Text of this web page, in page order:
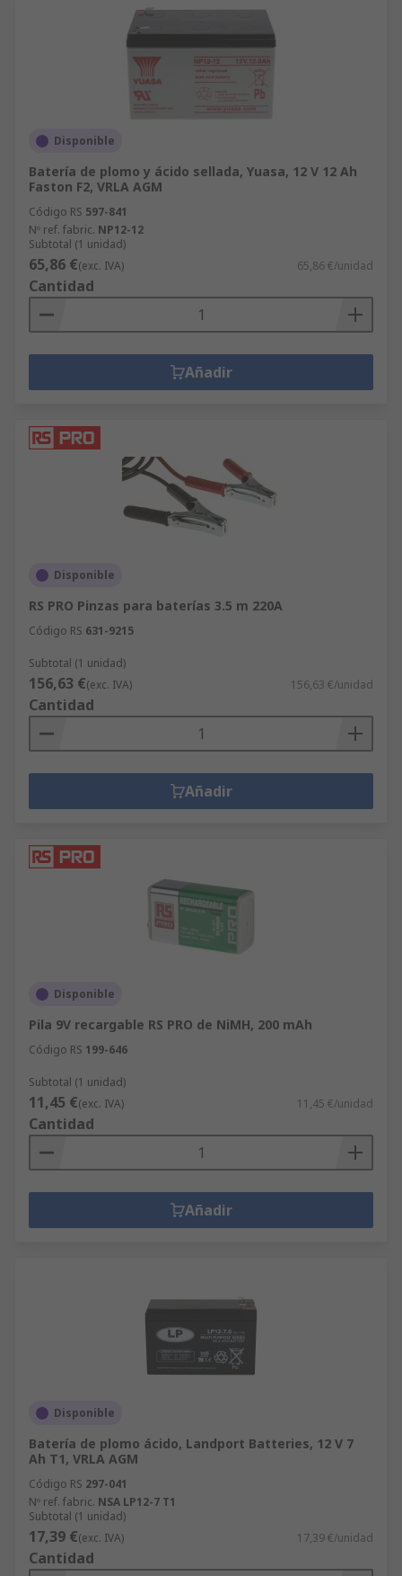
Disponible
Batería de plomo y ácido sellada, Yuasa, 12 V 12 Ah
Faston F2, VRLA AGM
Código RS 597-841
Nº ref. fabric. NP12-12
Subtotal (1 unidad)
65,86 €(exc. IVA) 65,86 €/unidad
Cantidad
Añadir
Disponible
RS PRO Pinzas para baterías 3.5 m 220A
Código RS 631-9215
Subtotal (1 unidad)
156,63 €(exc. IVA) 156,63 €/unidad
Cantidad
Añadir
Disponible
Pila 9V recargable RS PRO de NiMH, 200 mAh
Código RS 199-646
Subtotal (1 unidad)
11,45 €(exc. IVA) 11,45 €/unidad
Cantidad
Añadir
Disponible
Batería de plomo ácido, Landport Batteries, 12 V 7
Ah T1, VRLA AGM
Código RS 297-041
Nº ref. fabric. NSA LP12-7 T1
Subtotal (1 unidad)
17,39 €(exc. IVA) 17,39 €/unidad
Cantidad